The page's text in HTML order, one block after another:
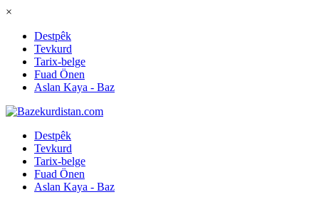
×
Destpêk
Tevkurd
Tarix-belge
Fuad Önen
Aslan Kaya - Baz
Destpêk
Tevkurd
Tarix-belge
Fuad Önen
Aslan Kaya - Baz